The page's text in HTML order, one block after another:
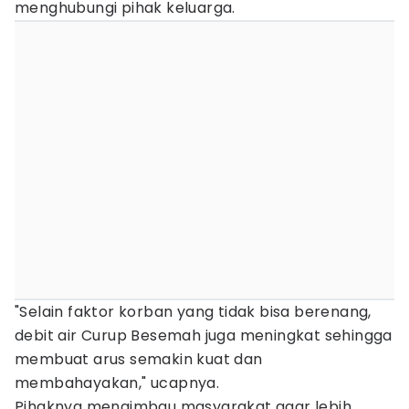
menghubungi pihak keluarga.
"Selain faktor korban yang tidak bisa berenang,
debit air Curup Besemah juga meningkat sehingga
membuat arus semakin kuat dan
membahayakan," ucapnya.